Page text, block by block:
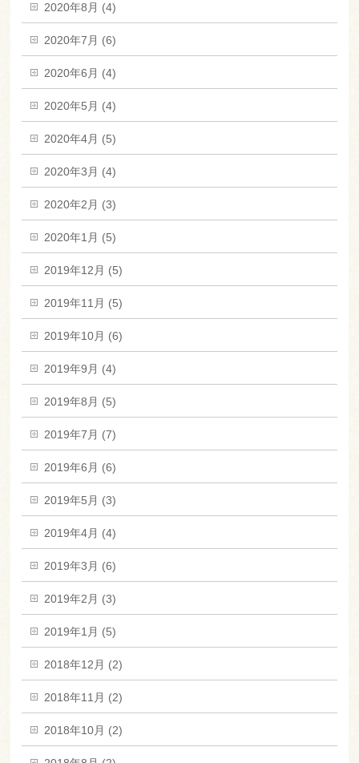
2020年8月 (4)
2020年7月 (6)
2020年6月 (4)
2020年5月 (4)
2020年4月 (5)
2020年3月 (4)
2020年2月 (3)
2020年1月 (5)
2019年12月 (5)
2019年11月 (5)
2019年10月 (6)
2019年9月 (4)
2019年8月 (5)
2019年7月 (7)
2019年6月 (6)
2019年5月 (3)
2019年4月 (4)
2019年3月 (6)
2019年2月 (3)
2019年1月 (5)
2018年12月 (2)
2018年11月 (2)
2018年10月 (2)